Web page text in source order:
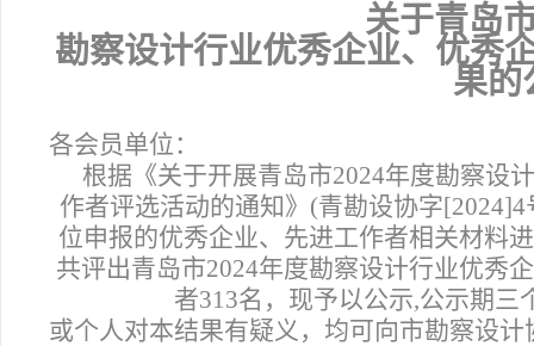
关于青岛
勘察设计行业优秀企业、优秀
果的
各会员单位：
根据《关于开展青岛市2024年度勘察设
作者评选活动的通知》(青勘设协字
位申报的优秀企业、先进工作者相关材料
共评出青岛市2024年度勘察设计行业优秀
者313名，现予以公示,公示期
或个人对本结果有疑义，均可向市勘察设计